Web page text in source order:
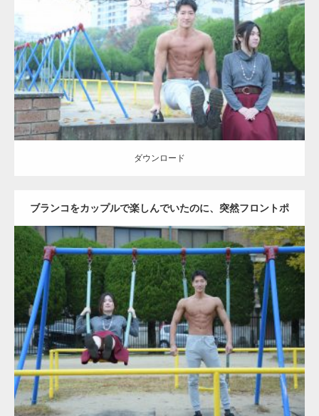
Update:2021.07.6
Category:公園のマッチョ その他 AKIHITO(細マッチョ) 腹筋
ダウンロード
ダウンロード
ブランコをカップルで楽しんでいたのに、突然フロントポ
ーズをするマッチョ
Update: 2021.07.6
Category:公園のマッチョ その他 AKIHITO(細マッチョ) 腹筋 大胸筋
ダウンロード